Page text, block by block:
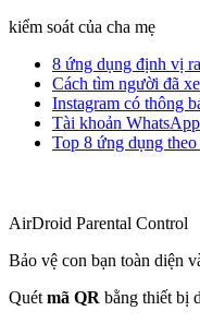
kiểm soát của cha mẹ
8 ứng dụng định vị
Cách tìm người đã
Instagram có thông
Tài khoản
Top 8 ứng dụng
AirDroid Parental Control
Bảo vệ con bạn toàn diện
Quét mã QR bằng thiết bị